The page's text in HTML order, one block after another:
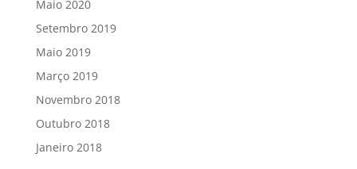
Maio 2020
Setembro 2019
Maio 2019
Março 2019
Novembro 2018
Outubro 2018
Janeiro 2018